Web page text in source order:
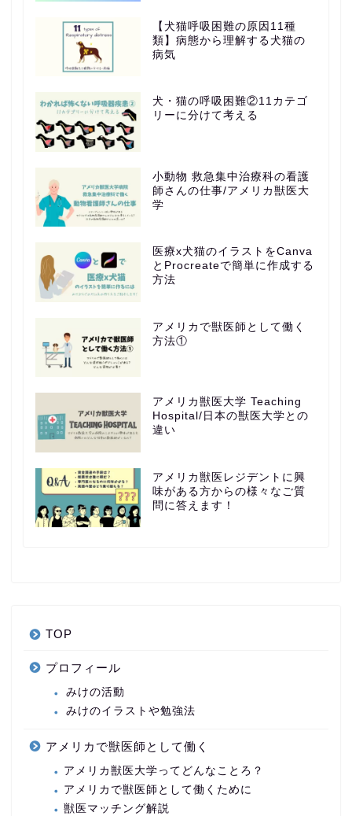
【犬猫呼吸困難の原因11種
類】病態から理解する犬猫の
病気
犬・猫の呼吸困難②11カテゴ
リーに分けて考える
小動物 救急集中治療科の看護
師さんの仕事/アメリカ獣医大
学
医療x犬猫のイラストをCanva
とProcreateで簡単に作成する
方法
アメリカで獣医師として働く
方法①
アメリカ獣医大学 Teaching
Hospital/日本の獣医大学との
違い
アメリカ獣医レジデントに興
味がある方からの様々なご質
問に答えます！
TOP
プロフィール
みけの活動
みけのイラストや勉強法
アメリカで獣医師として働く
アメリカ獣医大学ってどんなことろ？
アメリカで獣医師として働くために
獣医マッチング解説